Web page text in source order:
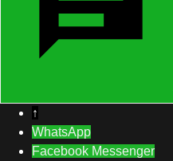
↑
WhatsApp
Facebook Messenger